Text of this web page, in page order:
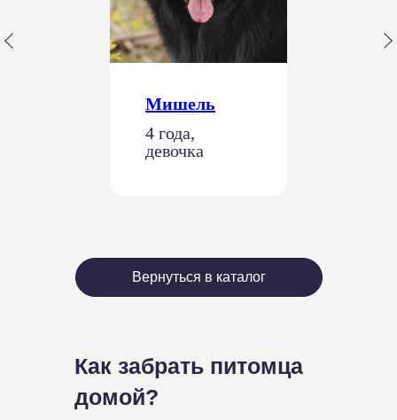
Мишель
4 года,
девочка
Вернуться в каталог
Как забрать питомца
домой?